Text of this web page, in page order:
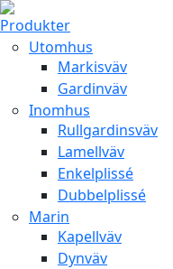
Produkter
Utomhus
Markisväv
Gardinväv
Inomhus
Rullgardinsväv
Lamellväv
Enkelplissé
Dubbelplissé
Marin
Kapellväv
Dynväv